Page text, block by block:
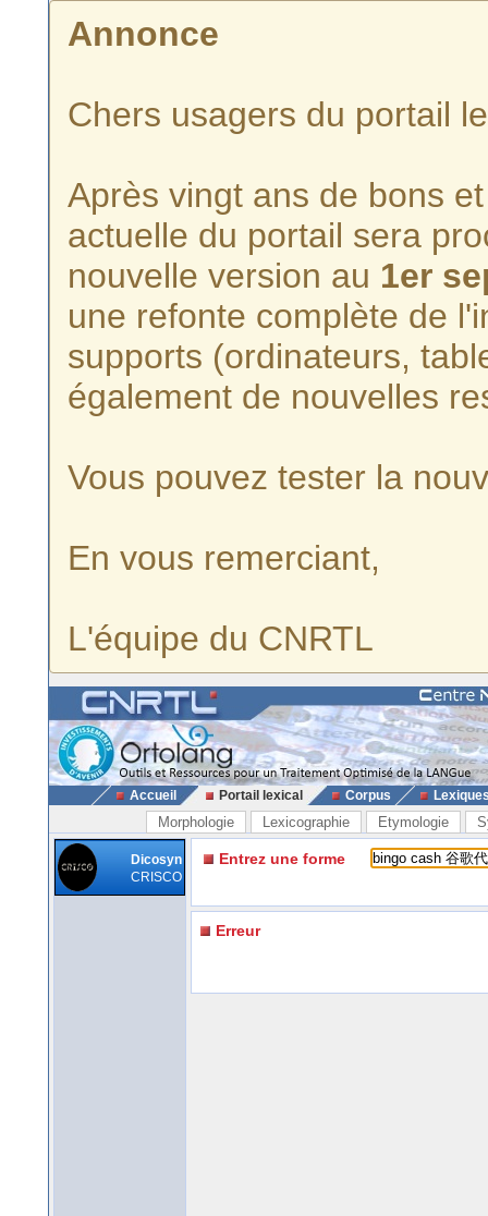
Annonce
Chers usagers du portail
Après vingt ans de bons
actuelle du portail sera
nouvelle version au 1er
une refonte complète de
supports (ordinateurs,
également de nouvelles
Vous pouvez tester la
En vous remerciant,
L'équipe du CNRTL
Accueil Portail lexical Corpus
Morphologie Lexicographie Etymologie
Dicosyn
CRISCO
Entrez une forme
Erreur